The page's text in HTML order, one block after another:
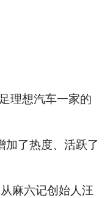
理想汽车一家的
了热度、活跃了
麻六记创始人汪